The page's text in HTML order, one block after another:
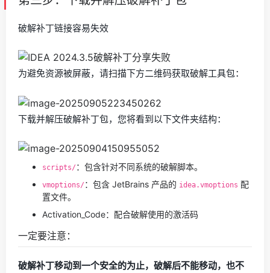
破解补丁链接容易失效
为避免资源被屏蔽，请扫描下方二维码获取破解工具包：
下载并解压破解补丁包，您将看到以下文件夹结构：
scripts/ ：包含针对不同系统的破解脚本。
vmoptions/ ：包含 JetBrains 产品的 idea.vmoptions 配
置文件。
Activation_Code：配合破解使用的激活码
一定要注意：
破解补丁移动到一个安全的为止，破解后不能移动，也不